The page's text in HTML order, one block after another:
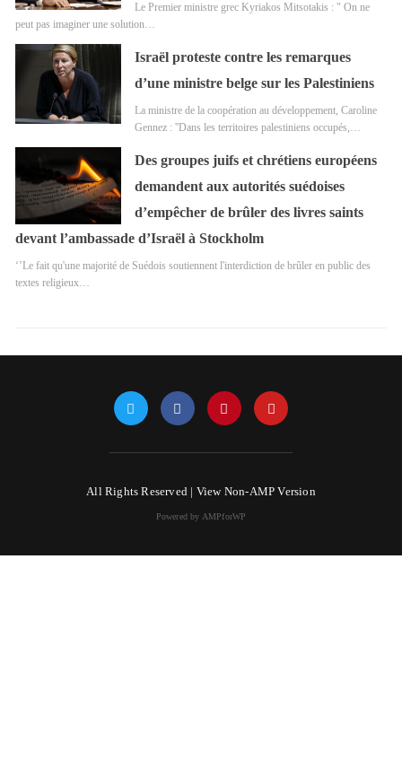
Le Premier ministre grec Kyriakos Mitsotakis : " On ne
peut pas imaginer une solution…
Israël proteste contre les remarques
d’une ministre belge sur les Palestiniens
La ministre de la coopération au développement, Caroline
Gennez : ''Dans les territoires palestiniens occupés,…
Des groupes juifs et chrétiens européens
demandent aux autorités suédoises
d’empêcher de brûler des livres saints
devant l’ambassade d’Israël à Stockholm
‘’Le fait qu'une majorité de Suédois soutiennent l'interdiction de brûler en public des
textes religieux…
All Rights Reserved | View Non-AMP Version
Powered by AMPforWP